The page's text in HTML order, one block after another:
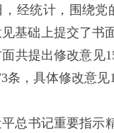
统计，围绕党
见基础上提交了书
共提出修改意见
条，具体修改意见
书记重要指示精